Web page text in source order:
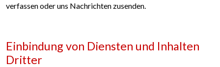
verfassen oder uns Nachrichten zusenden.
Einbindung von Diensten und Inhalten
Dritter